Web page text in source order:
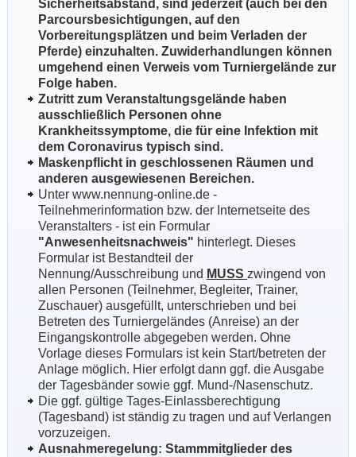
Sicherheitsabstand, sind jederzeit (auch bei den
Parcoursbesichtigungen, auf den
Vorbereitungsplätzen und beim Verladen der
Pferde) einzuhalten. Zuwiderhandlungen können
umgehend einen Verweis vom Turniergelände zur
Folge haben.
Zutritt zum Veranstaltungsgelände haben
ausschließlich Personen ohne
Krankheitssymptome, die für eine Infektion mit
dem Coronavirus typisch sind.
Maskenpflicht in geschlossenen Räumen und
anderen ausgewiesenen Bereichen.
Unter www.nennung-online.de -
Teilnehmerinformation bzw. der Internetseite des
Veranstalters - ist ein Formular
"Anwesenheitsnachweis" hinterlegt. Dieses
Formular ist Bestandteil der
Nennung/Ausschreibung und MUSS zwingend von
allen Personen (Teilnehmer, Begleiter, Trainer,
Zuschauer) ausgefüllt, unterschrieben und bei
Betreten des Turniergeländes (Anreise) an der
Eingangskontrolle abgegeben werden. Ohne
Vorlage dieses Formulars ist kein Start/betreten der
Anlage möglich. Hier erfolgt dann ggf. die Ausgabe
der Tagesbänder sowie ggf. Mund-/Nasenschutz.
Die ggf. gültige Tages-Einlassberechtigung
(Tagesband) ist ständig zu tragen und auf Verlangen
vorzuzeigen.
Ausnahmeregelung: Stammmitglieder des